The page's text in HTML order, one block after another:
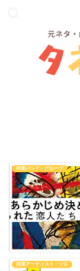
邦楽バンド・グループ
邦楽アーティスト・ソロ